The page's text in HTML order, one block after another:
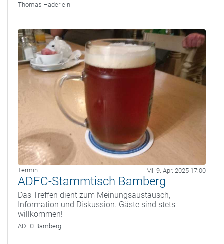
Thomas Haderlein
Termin Mi. 9. Apr. 2025 17:00
ADFC-Stammtisch Bamberg
Das Treffen dient zum Meinungsaustausch,
Information und Diskussion. Gäste sind stets
willkommen!
ADFC Bamberg